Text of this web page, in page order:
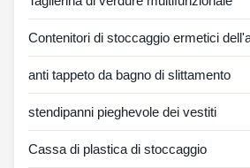
Contenitori di stoccaggio ermetici
anti tappeto da bagno di slittamento
stendipanni pieghevole dei vestiti
Cassa di plastica di stoccaggio